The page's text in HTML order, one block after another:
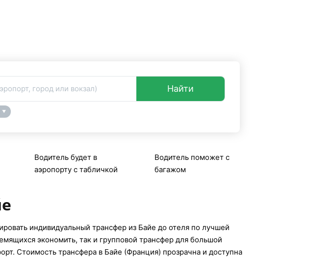
город или вокзал) Найти
▼
Водитель будет в
аэропорту с табличкой
Водитель поможет с
багажом
индивидуальный трансфер из Байе до отеля по лучшей
экономить, так и групповой трансфер для большой
Стоимость трансфера в Байе (Франция) прозрачна и доступна